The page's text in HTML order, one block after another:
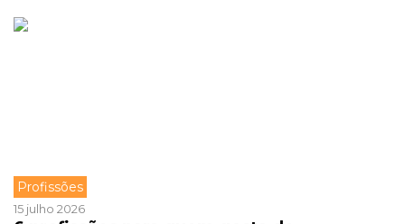
Profissões
15 julho 2026